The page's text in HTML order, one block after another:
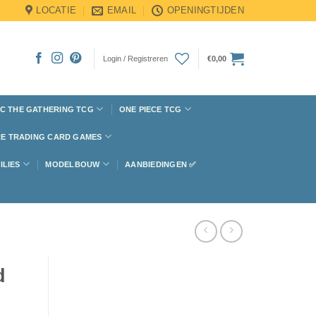
LOCATIE EMAIL OPENINGTIJDEN
Login / Registreren €0,00
THE GATHERING TCG ONE PIECE TCG
TRADING CARD GAMES
MODELBOUW AANBIEDINGEN ✅